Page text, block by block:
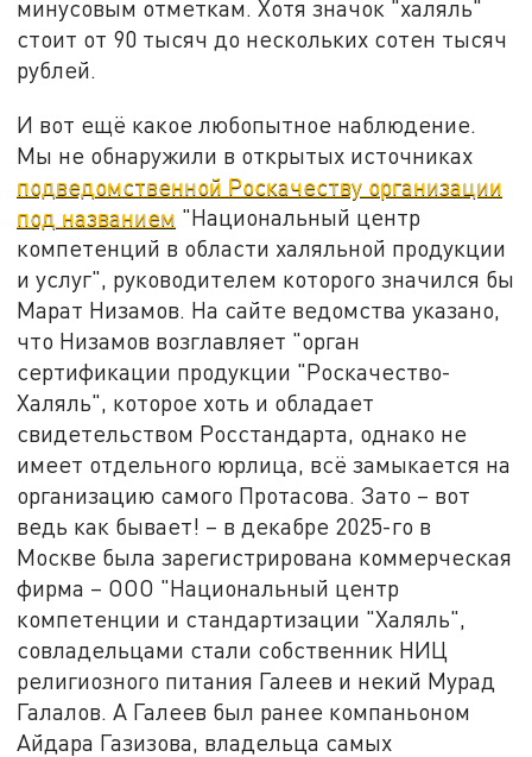
минусовым отметкам. Хотя значок "халяль"
стоит от 90 тысяч до нескольких сотен тысяч
рублей.
И вот ещё какое любопытное наблюдение.
Мы не обнаружили в открытых источниках
подведомственной Роскачеству организации
под названием "Национальный центр
компетенций в области халяльной продукции
и услуг", руководителем которого значился бы
Марат Низамов. На сайте ведомства указано,
что Низамов возглавляет "орган
сертификации продукции "Роскачество-
Халяль", которое хоть и обладает
свидетельством Росстандарта, однако не
имеет отдельного юрлица, всё замыкается на
организацию самого Протасова. Зато – вот
ведь как бывает! – в декабре 2025-го в
Москве была зарегистрирована коммерческая
фирма – ООО "Национальный центр
компетенции и стандартизации "Халяль",
совладельцами стали собственник НИЦ
религиозного питания Галеев и некий Мурад
Галалов. А Галеев был ранее компаньоном
Айдара Газизова, владельца самых